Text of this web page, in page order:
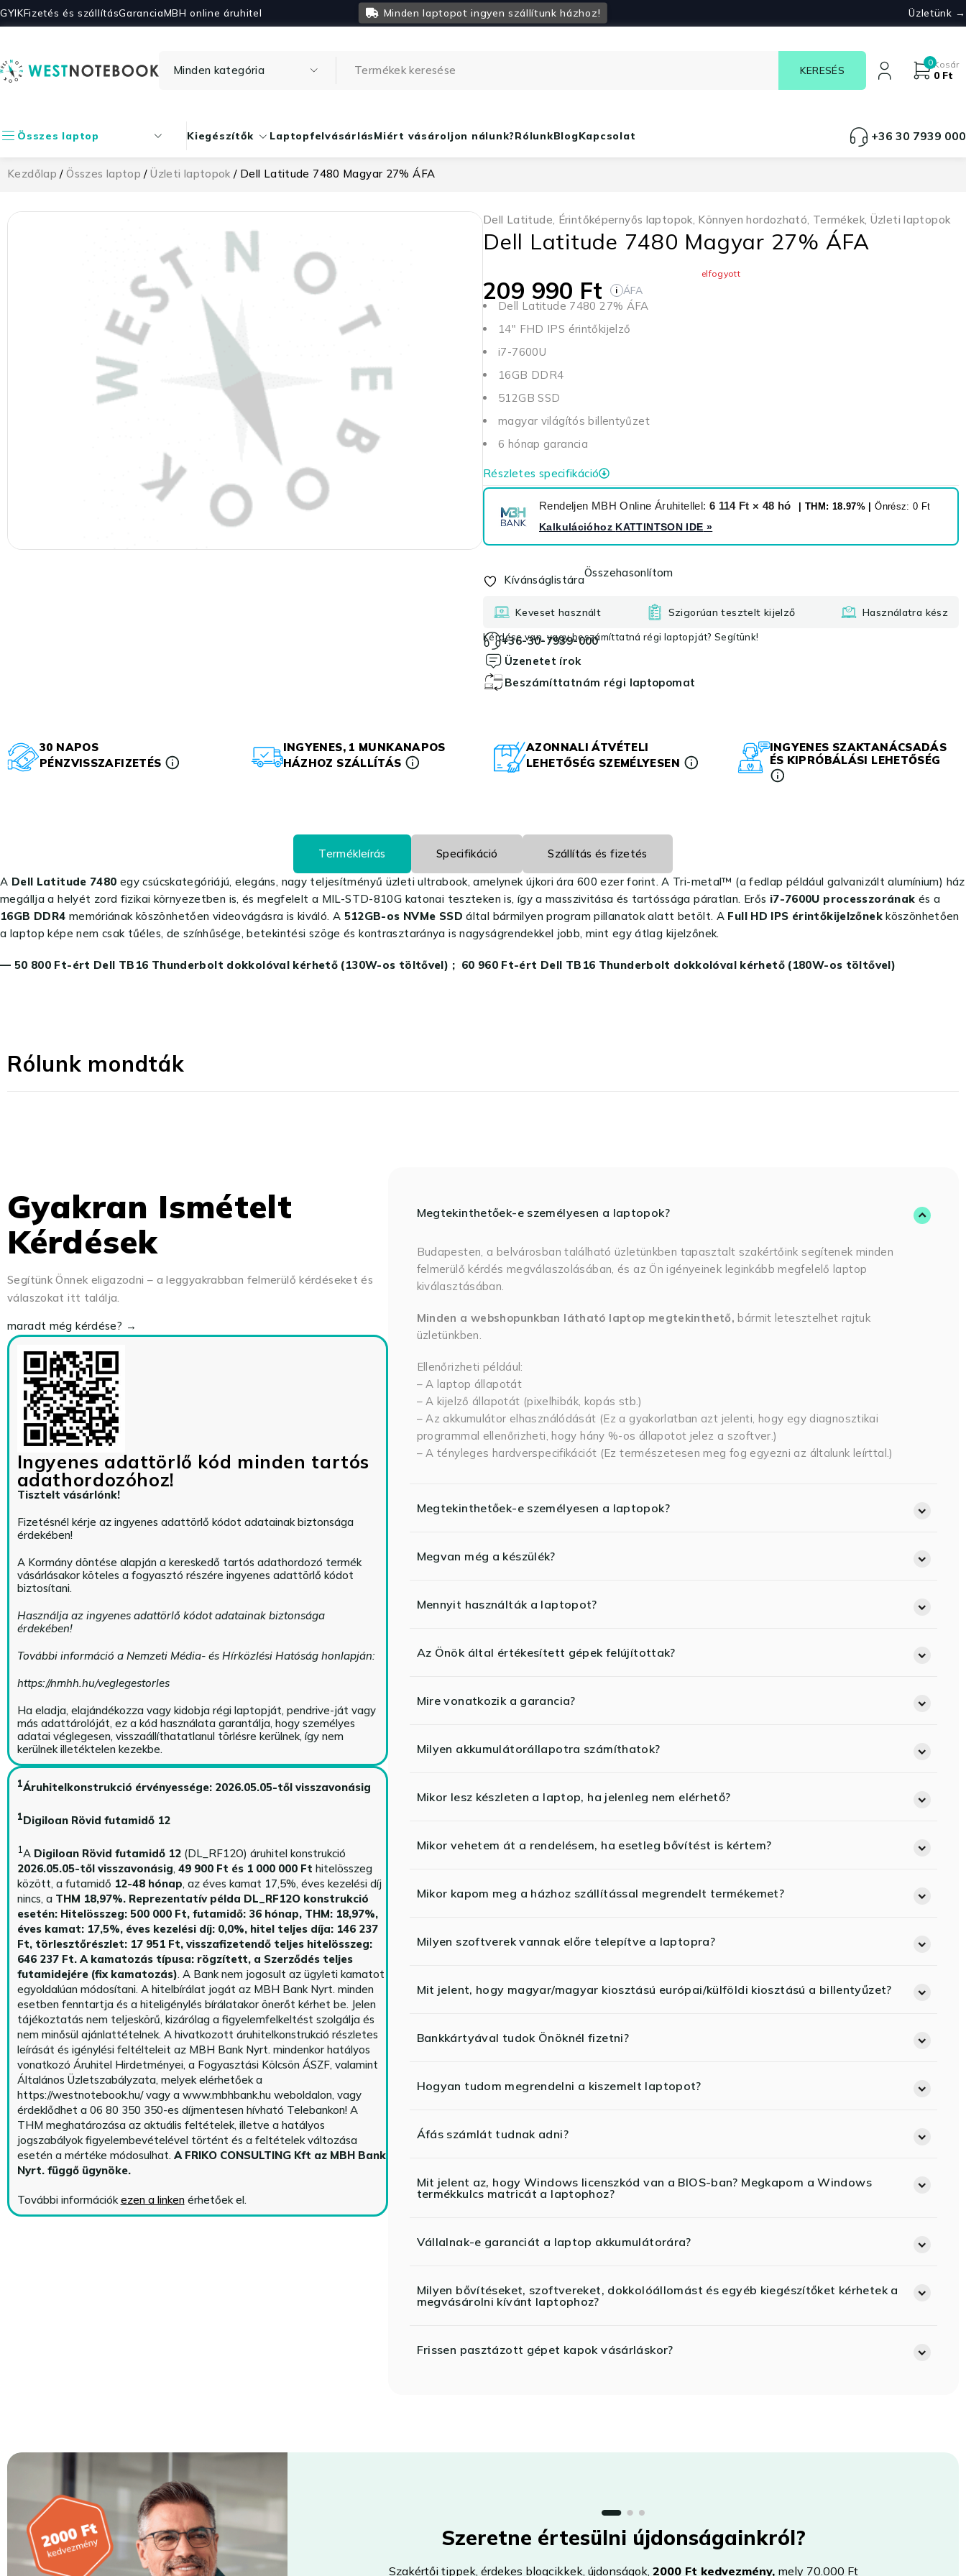
GYIKFizetés és szállításGarancia Minden laptopot ingyen szállítunk házhoz!
MBH online áruhitel Üzletünk →
0Kosár
0 Ft
Összes laptop Kiegészítők LaptopfelvásárlásMiért vásároljon nálunk?RólunkBlogKapcsolat +36 30 7939 000
Kezdőlap /Összes laptop /Üzleti laptopok / Dell Latitude 7480 Magyar 27% ÁFA
Dell Latitude, Érintőképernyős laptopok, Könnyen hordozható, Termékek, Üzleti laptopok
Dell Latitude 7480 Magyar 27% ÁFA
elfogyott
209 990 Ft i ÁFA
Dell Latitude 7480 27% ÁFA
14" FHD IPS érintőkijelző
i7-7600U
16GB DDR4
512GB SSD
magyar világítós billentyűzet
6 hónap garancia
Részletes specifikáció
Rendeljen MBH Online Áruhitellel: 6 114 Ft × 48 hó | THM: 18.97% |Önrész: 0 Ft
Kalkulációhoz KATTINTSON IDE »
Kívánságlistára
Összehasonlítom
Keveset használt Szigorúan tesztelt kijelző Használatra kész
Kérdése van, vagy beszámíttatná régi laptopját? Segítünk!
+36-30-7939-000
Üzenetet írok
Beszámíttatnám régi laptopomat
30 NAPOS
PÉNZVISSZAFIZETÉS
INGYENES, 1 MUNKANAPOS
HÁZHOZ SZÁLLÍTÁS
AZONNALI ÁTVÉTELI
LEHETŐSÉG SZEMÉLYESEN
INGYENES SZAKTANÁCSADÁS
ÉS KIPRÓBÁLÁSI LEHETŐSÉG
Termékleírás Specifikáció Szállítás és fizetés
A Dell Latitude 7480 egy csúcskategóriájú, elegáns, nagy teljesítményű üzleti ultrabook, amelynek újkori ára 600 ezer forint. A Tri-metal™ (a fedlap például galvanizált alumínium) ház
megállja a helyét zord fizikai környezetben is, és megfelelt a MIL-STD-810G katonai teszteken is, így a masszivitása és tartóssága páratlan. Erős i7-7600U processzorának és a
16GB DDR4 memóriának köszönhetően videovágásra is kiváló. A 512GB-os NVMe SSD által bármilyen program pillanatok alatt betölt. A Full HD IPS érintőkijelzőnekköszönhetően
a laptop képe nem csak tűéles, de színhűsége, betekintési szöge és kontrasztaránya is nagyságrendekkel jobb, mint egy átlag kijelzőnek.
— 50 800 Ft-ért Dell TB16 Thunderbolt dokkolóval kérhető (130W-os töltővel) ;60 960 Ft-ért Dell TB16 Thunderbolt dokkolóval kérhető (180W-os töltővel)
Rólunk mondták
Gyakran Ismételt
Kérdések
Segítünk Önnek eligazodni – a leggyakrabban felmerülő kérdéseket és
válaszokat itt találja.
maradt még kérdése? →
Ingyenes adattörlő kód minden tartós
adathordozóhoz!
Tisztelt vásárlónk!
Fizetésnél kérje az ingyenes adattörlő kódot adatainak biztonsága
érdekében!
A Kormány döntése alapján a kereskedő tartós adathordozó termék
vásárlásakor köteles a fogyasztó részére ingyenes adattörlő kódot
biztosítani.
Használja az ingyenes adattörlő kódot adatainak biztonsága
érdekében!
További információ a Nemzeti Média- és Hírközlési Hatóság honlapján:
https://nmhh.hu/veglegestorles
Ha eladja, elajándékozza vagy kidobja régi laptopját, pendrive-ját vagy
más adattárolóját, ez a kód használata garantálja, hogy személyes
adatai véglegesen, visszaállíthatatlanul törlésre kerülnek, így nem
kerülnek illetéktelen kezekbe.
1Áruhitelkonstrukció érvényessége: 2026.05.05-től visszavonásig
1Digiloan Rövid futamidő 12
1A Digiloan Rövid futamidő 12(DL_RF12O) áruhitel konstrukció
2026.05.05-től visszavonásig, 49 900 Ft és 1 000 000 Ft hitelösszeg
között, a futamidő 12-48 hónap, az éves kamat 17,5%, éves kezelési díj
nincs, a THM 18,97%. Reprezentatív példa DL_RF12O konstrukció
esetén: Hitelösszeg: 500 000 Ft, futamidő: 36 hónap, THM: 18,97%,
éves kamat: 17,5%, éves kezelési díj: 0,0%, hitel teljes díja: 146 237
Ft, törlesztőrészlet: 17 951 Ft, visszafizetendő teljes hitelösszeg:
646 237 Ft. A kamatozás típusa: rögzített, a Szerződés teljes
futamidejére (fix kamatozás). A Bank nem jogosult az ügyleti kamatot
egyoldalúan módosítani. A hitelbírálat jogát az MBH Bank Nyrt. minden
esetben fenntartja és a hiteligénylés bírálatakor önerőt kérhet be. Jelen
tájékoztatás nem teljeskörű, kizárólag a figyelemfelkeltést szolgálja és
nem minősül ajánlattételnek. A hivatkozott áruhitelkonstrukció részletes
leírását és igénylési feltélteleit az MBH Bank Nyrt. mindenkor hatályos
vonatkozó Áruhitel Hirdetményei, a Fogyasztási Kölcsön ÁSZF, valamint
Általános Üzletszabályzata, melyek elérhetőek a
https://westnotebook.hu/vagy a www.mbhbank.hu weboldalon, vagy
érdeklődhet a 06 80 350 350-es díjmentesen hívható Telebankon! A
THM meghatározása az aktuális feltételek, illetve a hatályos
jogszabályok figyelembevételével történt és a feltételek változása
esetén a mértéke módosulhat. A FRIKO CONSULTING Kft az MBH Bank
Nyrt. függő ügynöke.
További információk ezen a linkenérhetőek el.
Megtekinthetőek-e személyesen a laptopok?
Budapesten, a belvárosban található üzletünkben tapasztalt szakértőink segítenek minden
felmerülő kérdés megválaszolásában, és az Ön igényeinek leginkább megfelelő laptop
kiválasztásában.
Minden a webshopunkban látható laptop megtekinthető,bármit letesztelhet rajtuk
üzletünkben.
Ellenőrizheti például:
– A laptop állapotát
– A kijelző állapotát (pixelhibák, kopás stb.)
– Az akkumulátor elhasználódását (Ez a gyakorlatban azt jelenti, hogy egy diagnosztikai
programmal ellenőrizheti, hogy hány %-os állapotot jelez a szoftver.)
– A tényleges hardverspecifikációt (Ez természetesen meg fog egyezni az általunk leírttal.)
Megtekinthetőek-e személyesen a laptopok?
Megvan még a készülék?
Mennyit használták a laptopot?
Az Önök által értékesített gépek felújítottak?
Mire vonatkozik a garancia?
Milyen akkumulátorállapotra számíthatok?
Mikor lesz készleten a laptop, ha jelenleg nem elérhető?
Mikor vehetem át a rendelésem, ha esetleg bővítést is kértem?
Mikor kapom meg a házhoz szállítással megrendelt termékemet?
Milyen szoftverek vannak előre telepítve a laptopra?
Mit jelent, hogy magyar/magyar kiosztású európai/külföldi kiosztású a billentyűzet?
Bankkártyával tudok Önöknél fizetni?
Hogyan tudom megrendelni a kiszemelt laptopot?
Áfás számlát tudnak adni?
Mit jelent az, hogy Windows licenszkód van a BIOS-ban? Megkapom a Windows
termékkulcs matricát a laptophoz?
Vállalnak-e garanciát a laptop akkumulátorára?
Milyen bővítéseket, szoftvereket, dokkolóállomást és egyéb kiegészítőket kérhetek a
megvásárolni kívánt laptophoz?
Frissen pasztázott gépet kapok vásárláskor?
Szeretne értesülni újdonságainkról?
Szakértői tippek, érdekes blogcikkek, újdonságok, 2000 Ft kedvezmény,mely 70.000 Ft